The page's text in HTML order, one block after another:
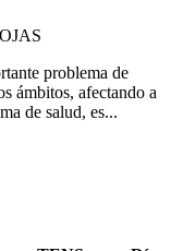
problema de
ámbitos, afectando a
de salud, es...